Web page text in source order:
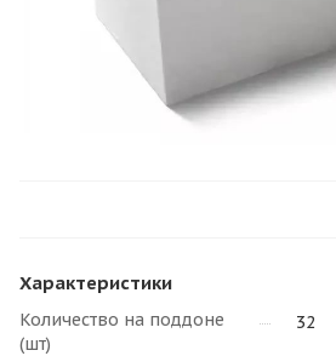
Характеристики
Количество на поддоне
(шт)
32